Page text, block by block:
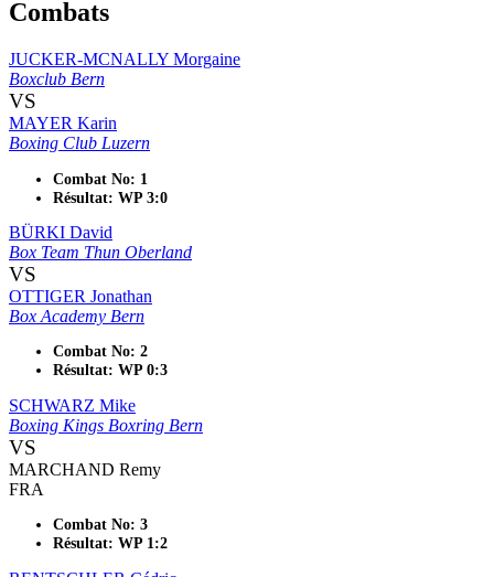
Combats
JUCKER-MCNALLY Morgaine
Boxclub Bern
VS
MAYER Karin
Boxing Club Luzern
Combat No: 1
Résultat: WP 3:0
BÜRKI David
Box Team Thun Oberland
VS
OTTIGER Jonathan
Box Academy Bern
Combat No: 2
Résultat: WP 0:3
SCHWARZ Mike
Boxing Kings Boxring Bern
VS
MARCHAND Remy
FRA
Combat No: 3
Résultat: WP 1:2